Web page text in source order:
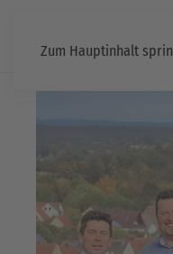
Zum Hauptinhalt